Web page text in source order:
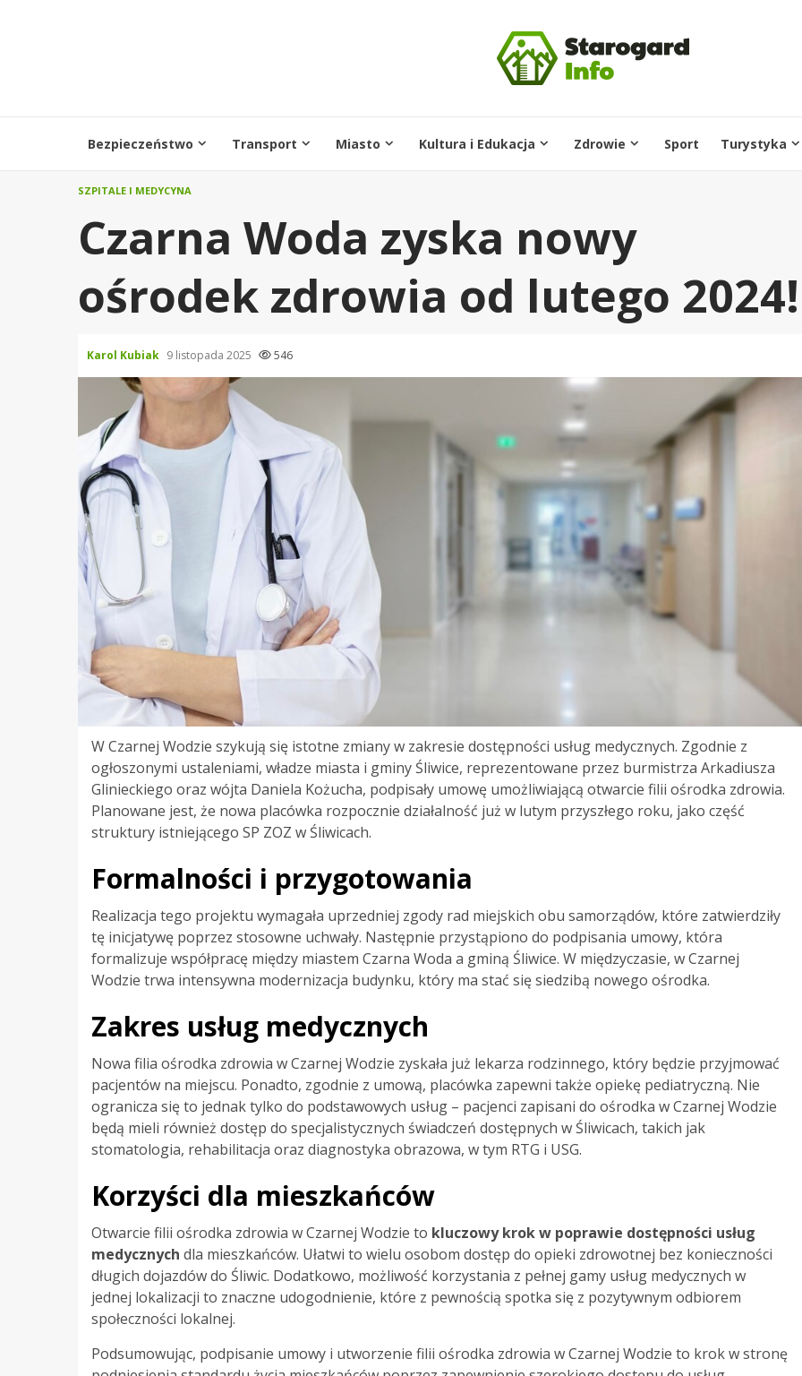
Bezpieczeństwo Transport Miasto Kultura i Edukacja Zdrowie Sport Turystyka
SZPITALE I MEDYCYNA
Czarna Woda zyska nowy
ośrodek zdrowia od lutego 2024!
Karol Kubiak 9 listopada 2025 546
W Czarnej Wodzie szykują się istotne zmiany w zakresie dostępności usług medycznych. Zgodnie z
ogłoszonymi ustaleniami, władze miasta i gminy Śliwice, reprezentowane przez burmistrza Arkadiusza
Glinieckiego oraz wójta Daniela Kożucha, podpisały umowę umożliwiającą otwarcie filii ośrodka zdrowia.
Planowane jest, że nowa placówka rozpocznie działalność już w lutym przyszłego roku, jako część
struktury istniejącego SP ZOZ w Śliwicach.
Formalności i przygotowania
Realizacja tego projektu wymagała uprzedniej zgody rad miejskich obu samorządów, które zatwierdziły
tę inicjatywę poprzez stosowne uchwały. Następnie przystąpiono do podpisania umowy, która
formalizuje współpracę między miastem Czarna Woda a gminą Śliwice. W międzyczasie, w Czarnej
Wodzie trwa intensywna modernizacja budynku, który ma stać się siedzibą nowego ośrodka.
Zakres usług medycznych
Nowa filia ośrodka zdrowia w Czarnej Wodzie zyskała już lekarza rodzinnego, który będzie przyjmować
pacjentów na miejscu. Ponadto, zgodnie z umową, placówka zapewni także opiekę pediatryczną. Nie
ogranicza się to jednak tylko do podstawowych usług – pacjenci zapisani do ośrodka w Czarnej Wodzie
będą mieli również dostęp do specjalistycznych świadczeń dostępnych w Śliwicach, takich jak
stomatologia, rehabilitacja oraz diagnostyka obrazowa, w tym RTG i USG.
Korzyści dla mieszkańców
Otwarcie filii ośrodka zdrowia w Czarnej Wodzie to kluczowy krok w poprawie dostępności usług
medycznych dla mieszkańców. Ułatwi to wielu osobom dostęp do opieki zdrowotnej bez konieczności
długich dojazdów do Śliwic. Dodatkowo, możliwość korzystania z pełnej gamy usług medycznych w
jednej lokalizacji to znaczne udogodnienie, które z pewnością spotka się z pozytywnym odbiorem
społeczności lokalnej.
Podsumowując, podpisanie umowy i utworzenie filii ośrodka zdrowia w Czarnej Wodzie to krok w stronę